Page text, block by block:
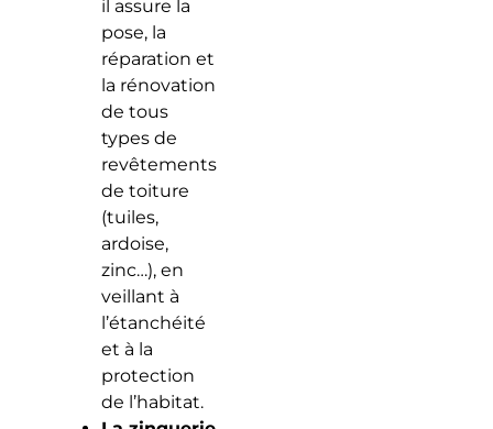
il assure la
pose, la
réparation et
la rénovation
de tous
types de
revêtements
de toiture
(tuiles,
ardoise,
zinc…), en
veillant à
l’étanchéité
et à la
protection
de l’habitat.